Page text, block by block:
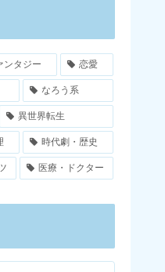
ンタジー 恋愛
なろう系
異世界転生
時代劇・歴史
医療・ドクター